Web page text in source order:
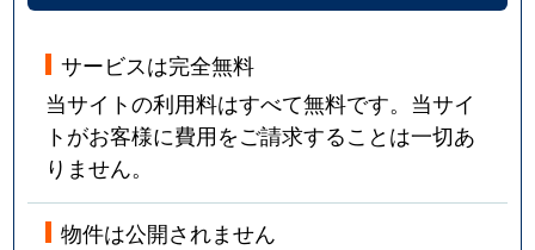
サービスは完全無料
当サイトの利用料はすべて無料です。当サイ
トがお客様に費用をご請求することは一切あ
りません。
物件は公開されません